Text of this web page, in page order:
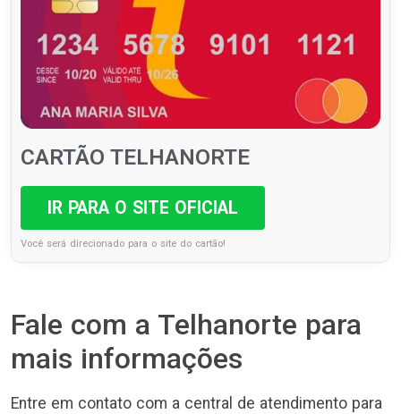
CARTÃO TELHANORTE
IR PARA O SITE OFICIAL
Você será direcionado para o site do cartão!
Fale com a Telhanorte para
mais informações
Entre em contato com a central de atendimento para